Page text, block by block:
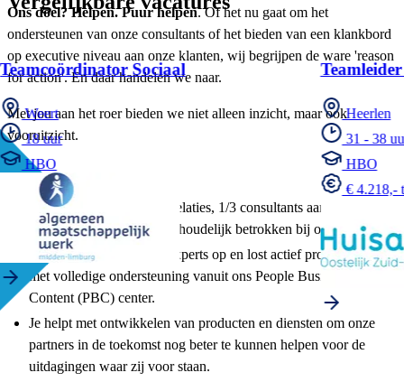
Ons doel? Helpen. Puur helpen. Of het nu gaat om het
ondersteunen van onze consultants of het bieden van een klankbord
op executive niveau aan onze klanten, wij begrijpen de ware 'reason
for action'. En daar handelen we naar.
Met jou aan het roer bieden we niet alleen inzicht, maar ook
vooruitzicht.
Wat ga je doen?
Je bent 1/3 van je tijd bij relaties, 1/3 consultants aan het
begeleiden en 1/3 direct inhoudelijk betrokken bij opdrachten.
Je bouwt je eigen groep experts op en lost actief problemen op,
met volledige ondersteuning vanuit ons People Business &
Content (PBC) center.
Je helpt met ontwikkelen van producten en diensten om onze
partners in de toekomst nog beter te kunnen helpen voor de
uitdagingen waar zij voor staan.
Teamcoördinator Sociaal
Weert
18 uur
HBO
Heerlen
31 - 38
HBO
€ 4.218,-